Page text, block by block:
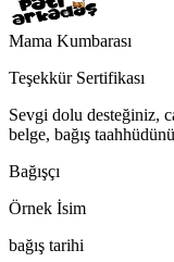
Mama Kumbarası
Teşekkür Sertifikası
Sevgi dolu desteğiniz,
belge, bağış
Bağışçı
Örnek İsim
bağış tarihi